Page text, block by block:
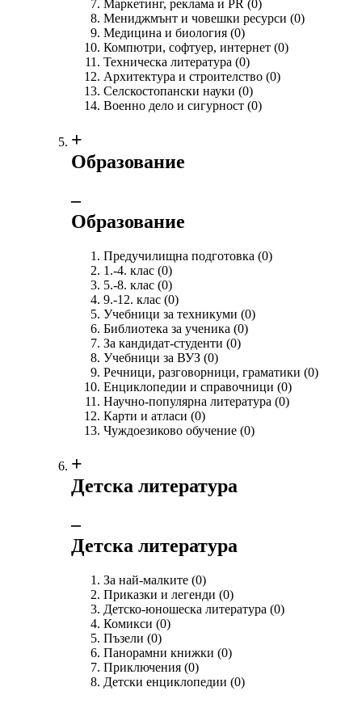
Маркетинг, реклама и PR (0)
Мениджмънт и човешки ресурси (0)
Медицина и биология (0)
Компютри, софтуер, интернет (0)
Техническа литература (0)
Архитектура и строителство (0)
Селскостопански науки (0)
Военно дело и сигурност (0)
+
Образование
‒
Образование
Предучилищна подготовка (0)
1.-4. клас (0)
5.-8. клас (0)
9.-12. клас (0)
Учебници за техникуми (0)
Библиотека за ученика (0)
За кандидат-студенти (0)
Учебници за ВУЗ (0)
Речници, разговорници, граматики (0)
Енциклопедии и справочници (0)
Научно-популярна литература (0)
Карти и атласи (0)
Чуждоезиково обучение (0)
+
Детска литература
‒
Детска литература
За най-малките (0)
Приказки и легенди (0)
Детско-юношеска литература (0)
Комикси (0)
Пъзели (0)
Панорамни книжки (0)
Приключения (0)
Детски енциклопедии (0)